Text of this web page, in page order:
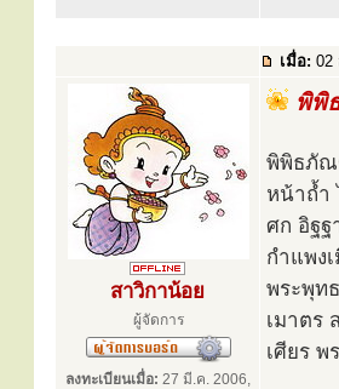
เมื่อ: 02
สาวิกาน้อย
ผู้จัดการ
ลงทะเบียนเมื่อ: 27 มี.ค. 2006,
พิพิ
พิพิธภัณ
หน้าถ้ำ
ศก อิฐ
กำแพง
พระพุท
เมาตร
เศียร